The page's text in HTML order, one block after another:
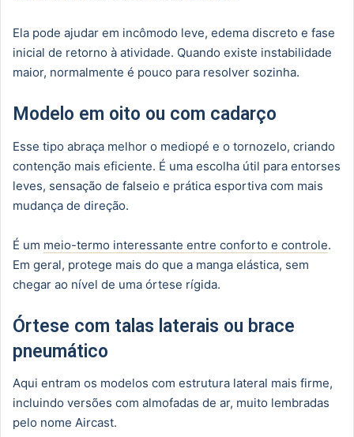
Ela pode ajudar em incômodo leve, edema discreto e fase
inicial de retorno à atividade. Quando existe instabilidade
maior, normalmente é pouco para resolver sozinha.
Modelo em oito ou com cadarço
Esse tipo abraça melhor o mediopé e o tornozelo, criando
contenção mais eficiente. É uma escolha útil para entorses
leves, sensação de falseio e prática esportiva com mais
mudança de direção.
É um meio-termo interessante entre conforto e controle.
Em geral, protege mais do que a manga elástica, sem
chegar ao nível de uma órtese rígida.
Órtese com talas laterais ou brace
pneumático
Aqui entram os modelos com estrutura lateral mais firme,
incluindo versões com almofadas de ar, muito lembradas
pelo nome Aircast.